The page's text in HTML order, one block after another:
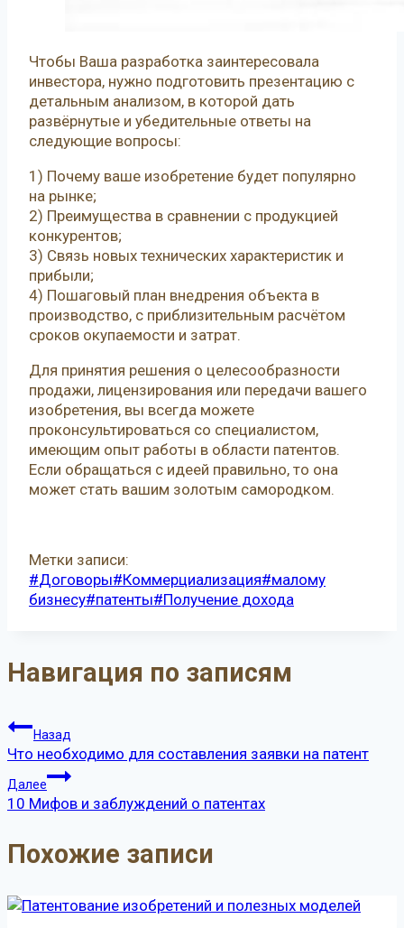
Чтобы Ваша разработка заинтересовала
инвестора, нужно подготовить презентацию с
детальным анализом, в которой дать
развёрнутые и убедительные ответы на
следующие вопросы:
1) Почему ваше изобретение будет популярно
на рынке;
2) Преимущества в сравнении с продукцией
конкурентов;
3) Связь новых технических характеристик и
прибыли;
4) Пошаговый план внедрения объекта в
производство, с приблизительным расчётом
сроков окупаемости и затрат.
Для принятия решения о целесообразности
продажи, лицензирования или передачи вашего
изобретения, вы всегда можете
проконсультироваться со специалистом,
имеющим опыт работы в области патентов.
Если обращаться с идеей правильно, то она
может стать вашим золотым самородком.
Метки записи:
#Договоры#Коммерциализация#малому
бизнесу#патенты#Получение дохода
Навигация по записям
Назад
Что необходимо для составления заявки на патент
Далее
10 Мифов и заблуждений о патентах
Похожие записи